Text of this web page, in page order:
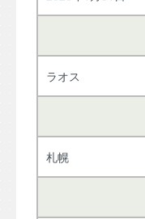
ラオス
札幌